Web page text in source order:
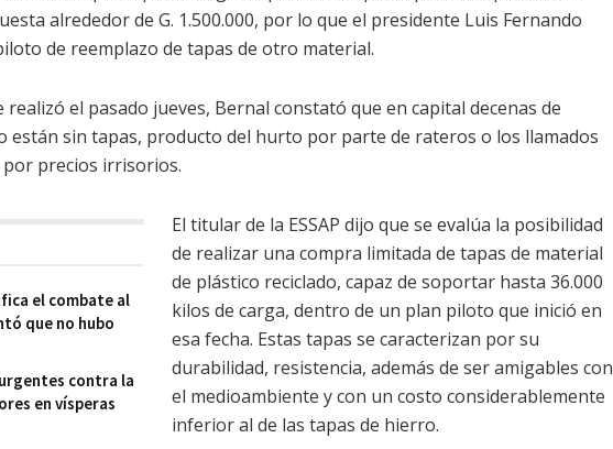
alrededor de G. 1.500.000, por lo que el presidente Luis Fernando
de reemplazo de tapas de otro material.
el pasado jueves, Bernal constató que en capital decenas de
están sin tapas, producto del hurto por parte de rateros o los llamados
por precios irrisorios.
el combate al
que no hubo
contra la
en vísperas
El titular de la ESSAP dijo que se evalúa la posibilidad
de realizar una compra limitada de tapas de material
de plástico reciclado, capaz de soportar hasta 36.000
kilos de carga, dentro de un plan piloto que inició en
esa fecha. Estas tapas se caracterizan por su
durabilidad, resistencia, además de ser amigables con
el medioambiente y con un costo considerablemente
inferior al de las tapas de hierro.